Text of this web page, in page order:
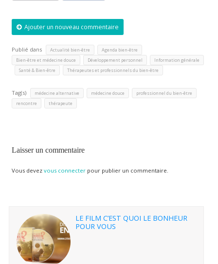
Ajouter un nouveau commentaire
Publié dans Actualité bien-être Agenda bien-être
Bien-être et médecine douce Développement personnel Information générale
Santé & Bien-être Thérapeutes et professionnels du bien-être
Tag(s) médecine alternative médecine douce professionnel du bien-être
rencontre thérapeute
Laisser un commentaire
Vous devez vous connecterpour publier un commentaire.
LE FILM C’EST QUOI LE BONHEUR
POUR VOUS